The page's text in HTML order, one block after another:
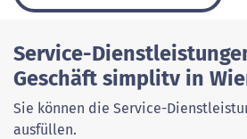
Service-
Geschäft simplitv in
Sie können die Service-
ausfüllen.